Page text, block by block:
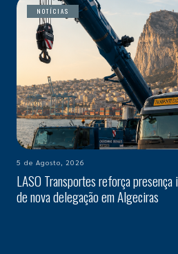
NOTÍCIAS
5 de Agosto, 2026
LASO Transportes reforça
de nova delegação em Algeciras